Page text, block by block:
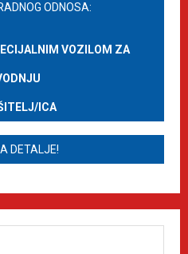
ODNOSA:
VOZILOM ZA
ICA
DETALJE!